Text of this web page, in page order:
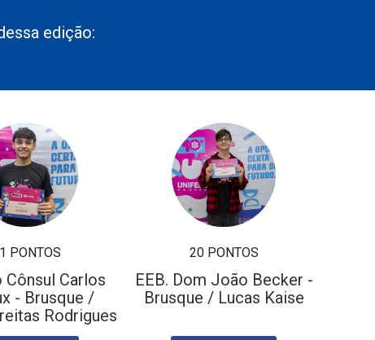
edição:
PONTOS
Cônsul Carlos
- Brusque /
Rodrigues
20 PONTOS
EEB. Dom João Becker -
Brusque / Lucas Kaise